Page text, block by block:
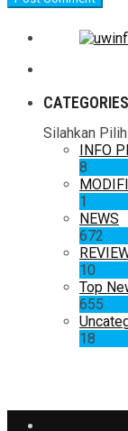
CATEGORIES
Silahkan
INFO
8
1
NEWS
672
10
Top
655
18